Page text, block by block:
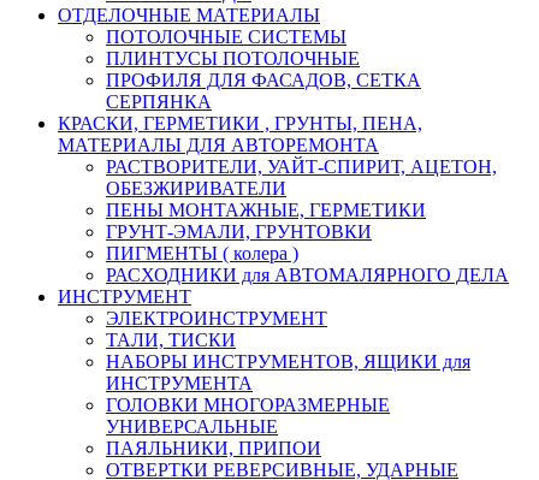
ОТДЕЛОЧНЫЕ МАТЕРИАЛЫ
ПОТОЛОЧНЫЕ СИСТЕМЫ
ПЛИНТУСЫ ПОТОЛОЧНЫЕ
ПРОФИЛЯ ДЛЯ ФАСАДОВ, СЕТКА
СЕРПЯНКА
КРАСКИ, ГЕРМЕТИКИ , ГРУНТЫ, ПЕНА,
МАТЕРИАЛЫ ДЛЯ АВТОРЕМОНТА
РАСТВОРИТЕЛИ, УАЙТ-СПИРИТ, АЦЕТОН,
ОБЕЗЖИРИВАТЕЛИ
ПЕНЫ МОНТАЖНЫЕ, ГЕРМЕТИКИ
ГРУНТ-ЭМАЛИ, ГРУНТОВКИ
ПИГМЕНТЫ ( колера )
РАСХОДНИКИ для АВТОМАЛЯРНОГО ДЕЛА
ИНСТРУМЕНТ
ЭЛЕКТРОИНСТРУМЕНТ
ТАЛИ, ТИСКИ
НАБОРЫ ИНСТРУМЕНТОВ, ЯЩИКИ для
ИНСТРУМЕНТА
ГОЛОВКИ МНОГОРАЗМЕРНЫЕ
УНИВЕРСАЛЬНЫЕ
ПАЯЛЬНИКИ, ПРИПОИ
ОТВЕРТКИ РЕВЕРСИВНЫЕ, УДАРНЫЕ